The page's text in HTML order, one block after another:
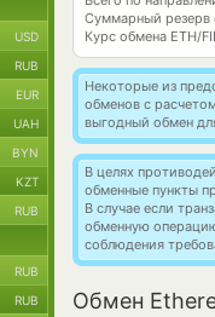
Суммарный резерв
Курс обмена ETH/
Некоторые из
обменов с
выгодный обмен
В целях
обменные пункты
В случае если
обменную
соблюдения
Обмен
USD
RUB
EUR
UAH
BYN
KZT
RUB
RUB
RUB